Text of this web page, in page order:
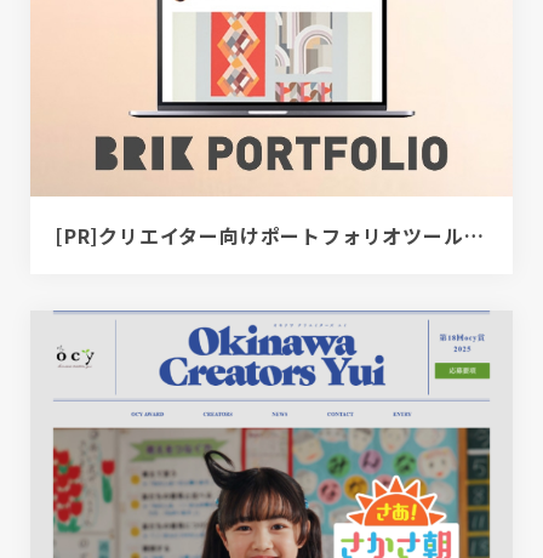
[PR]クリエイター向けポートフォリオツール｜BRIK PORTFOLIO